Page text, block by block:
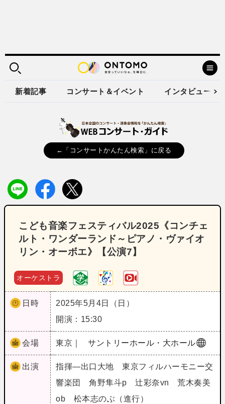
新着記事 コンサート＆イベント インタビュー
←「コンサートかんたん検索」に戻る
こども音楽フェスティバル2025《コンチェ
ルト・ワンダーランド～ピアノ・ヴァイオ
リン・オーボエ》【公演7】
オーケストラ
日時
2025年5月4日（日）
開演：15:30
会場 東京｜ サントリーホール・大ホール
出演
指揮―出口大地 東京フィルハーモニー交
響楽団 角野隼斗p 辻彩奈vn 荒木奏美
ob 松本志のぶ（進行）